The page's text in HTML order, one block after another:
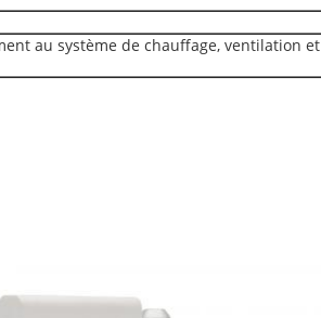
au système de chauffage, ventilation et